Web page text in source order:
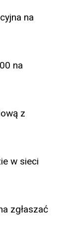
na
na
z
w sieci
zgłaszać